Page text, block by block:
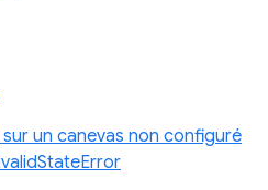
un canevas non configuré